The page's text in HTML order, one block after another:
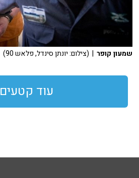
שמעון קופר | (צילום: יונתן סינדל, פלאש 90)
עוד קטעים